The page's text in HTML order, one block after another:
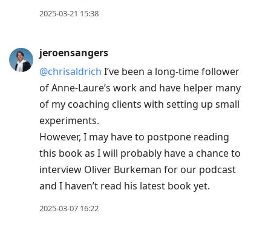
2025-03-21 15:38
jeroensangers
@chrisaldrich I’ve been a long-time follower
of Anne-Laure’s work and have helper many
of my coaching clients with setting up small
experiments.
However, I may have to postpone reading
this book as I will probably have a chance to
interview Oliver Burkeman for our podcast
and I haven’t read his latest book yet.
2025-03-07 16:22